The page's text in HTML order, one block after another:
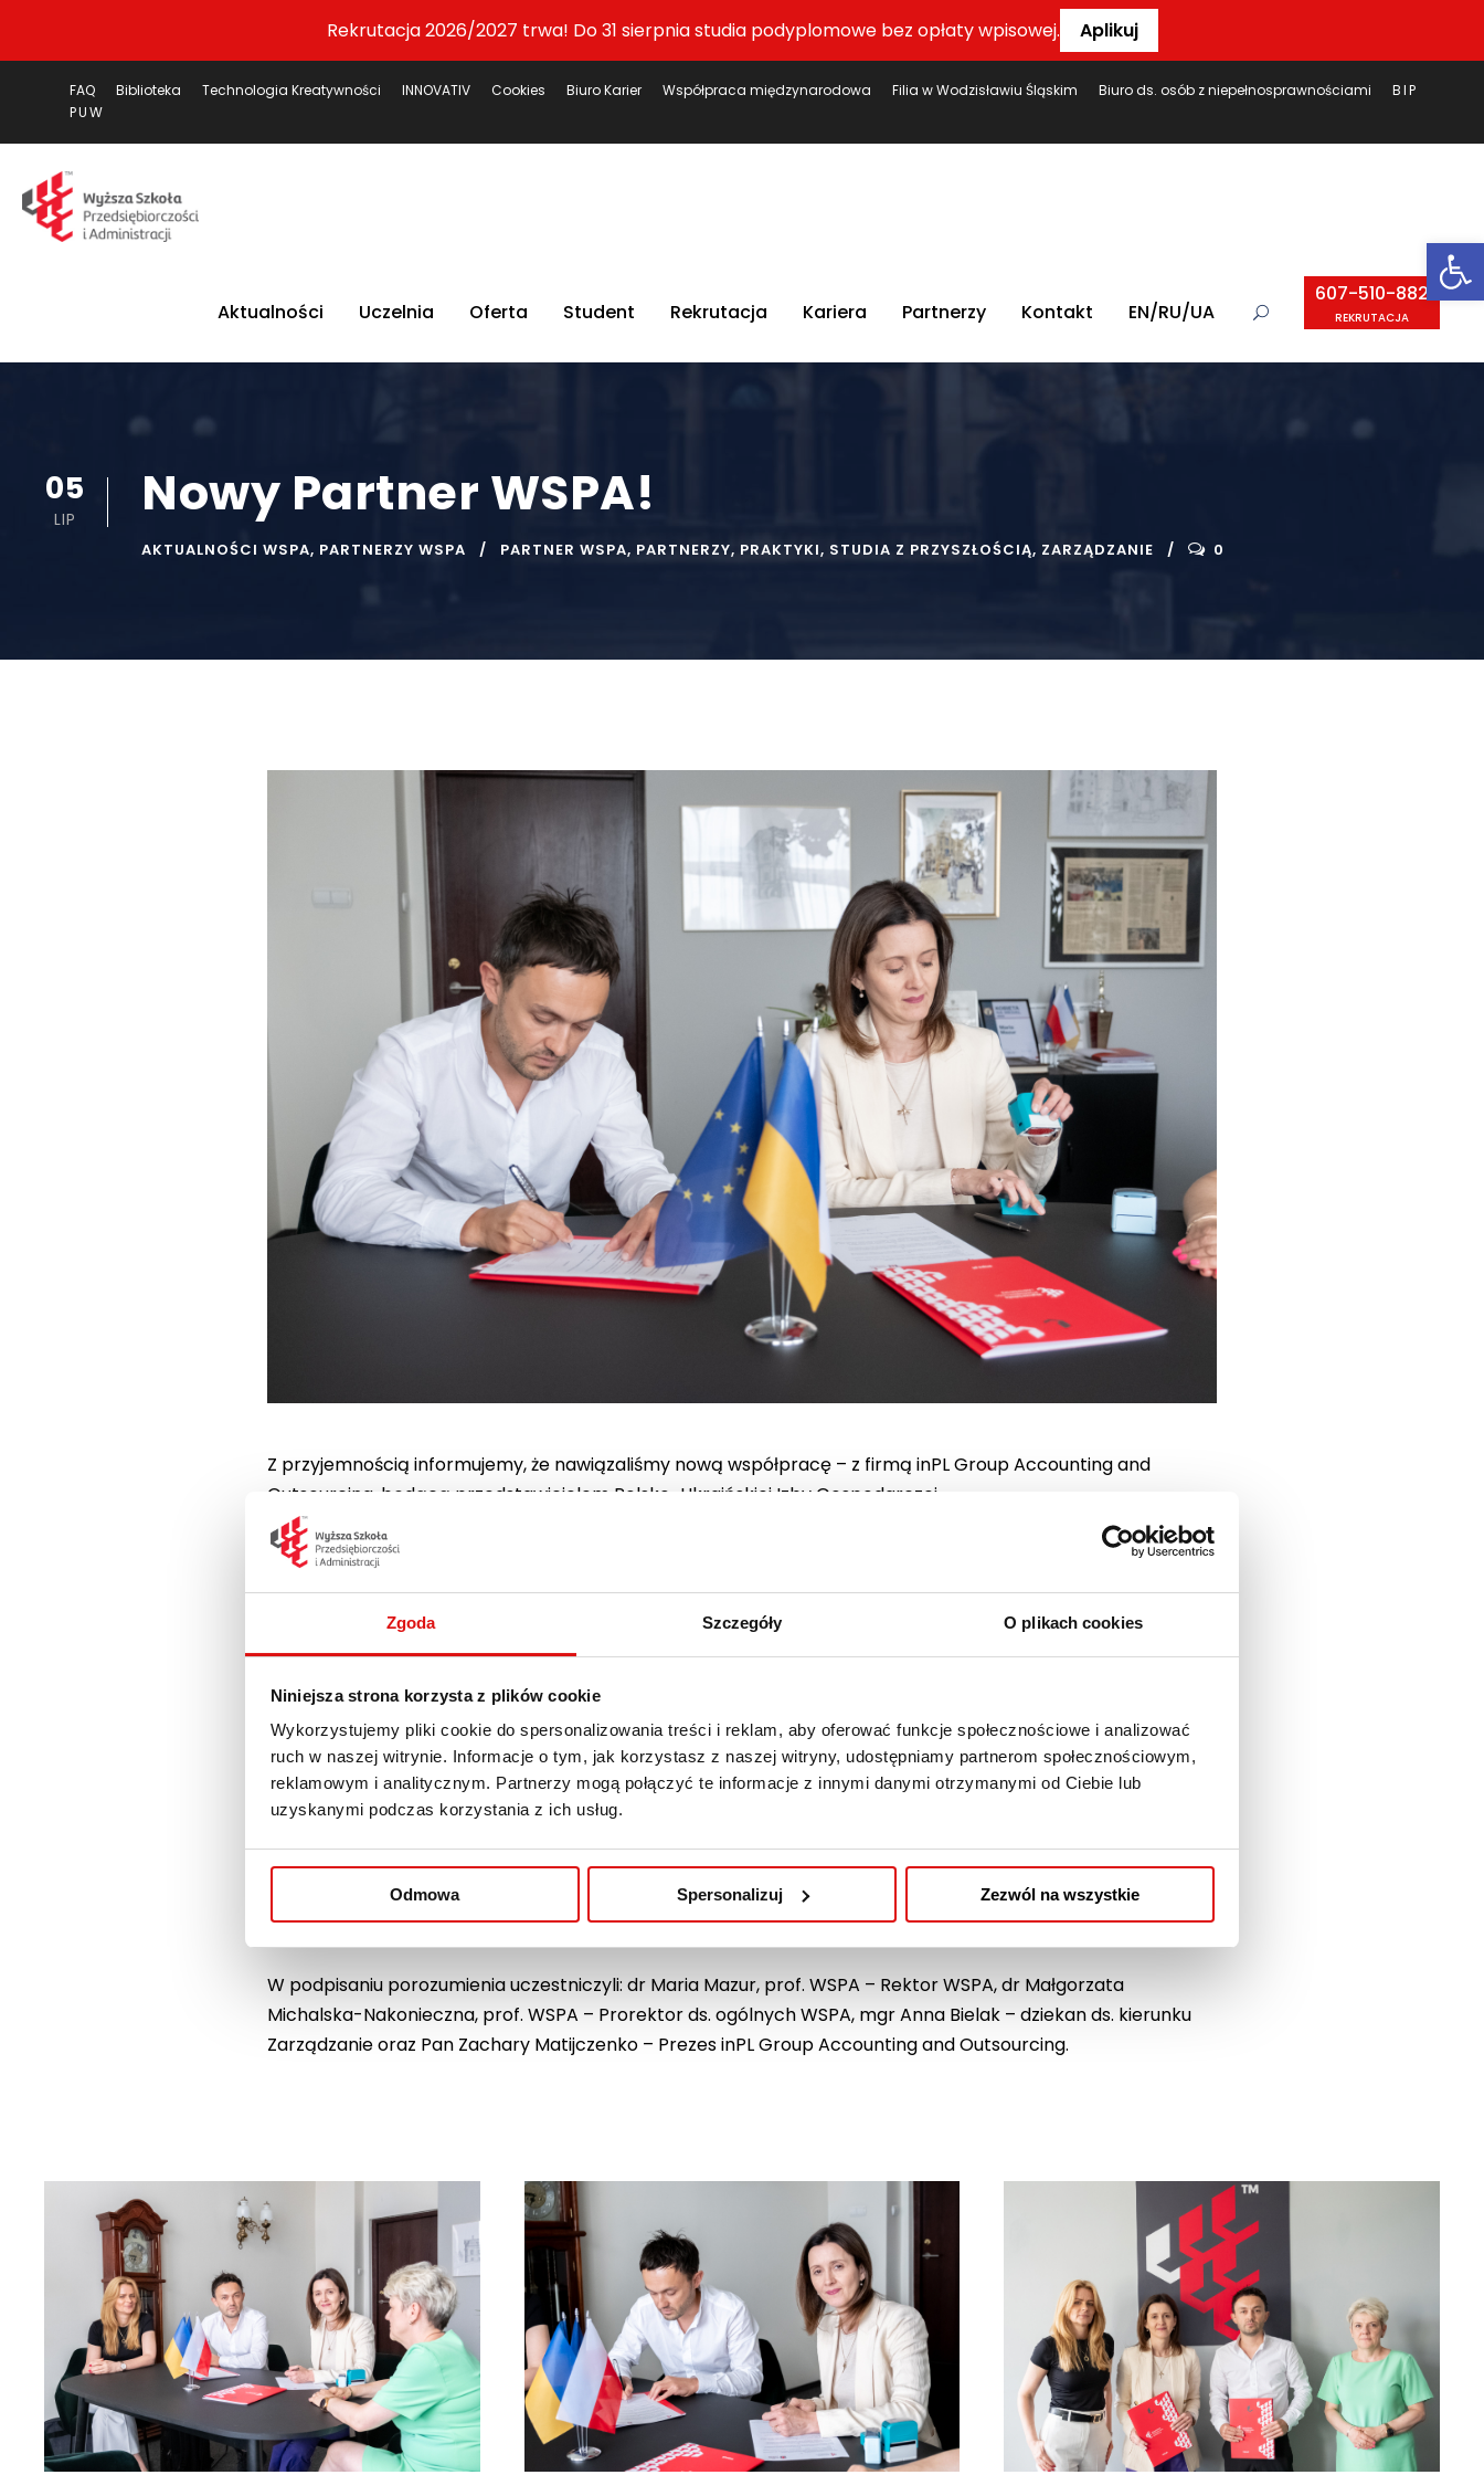
Zgoda Szczegóły O plikach cookies
Niniejsza strona korzysta z plików cookie
Wykorzystujemy pliki cookie do spersonalizowania treści i reklam, aby oferować funkcje społecznościowe i analizować
ruch w naszej witrynie. Informacje o tym, jak korzystasz z naszej witryny, udostępniamy partnerom społecznościowym,
reklamowym i analitycznym. Partnerzy mogą połączyć te informacje z innymi danymi otrzymanymi od Ciebie lub
uzyskanymi podczas korzystania z ich usług.
Odmowa Spersonalizuj Zezwól na wszystkie
Rekrutacja 2026/2027 trwa! Do 31 sierpnia studia podyplomowe bez opłaty wpisowej. Aplikuj
FAQ Biblioteka Technologia Kreatywności INNOVATIV Cookies Biuro Karier Współpraca międzynarodowa Filia w Wodzisławiu Śląskim Biuro ds. osób z niepełnosprawnościami
BIP
PUW
Aktualności Uczelnia Oferta Student Rekrutacja Kariera Partnerzy Kontakt EN/RU/UA
607-510-882
REKRUTACJA
05
LIP Nowy Partner WSPA!
AKTUALNOŚCI WSPA, PARTNERZY WSPA PARTNER WSPA, PARTNERZY, PRAKTYKI, STUDIA Z PRZYSZŁOŚCIĄ, ZARZĄDZANIE 0
Z przyjemnością informujemy, że nawiązaliśmy nową współpracę – z firmą inPL Group Accounting and
Outsourcing, będącą przedstawicielem Polsko-Ukraińskiej Izby Gospodarczej.
W ramach tej umowy zobowiązaliśmy się do wspólnego działania, aby wspierać gospodarkę poprzez
pozyskiwanie wykwalifikowanych kadr. Nasze działania będą obejmować:
Praktyki i staże: Nasi Studenci i Studentki kierunkówAdministracja Stosunki międzynarodowei
Zarządzaniebędą mieli możliwość zdobywania cennego doświadczenia zawodowego poprzez praktyki i
staże.
Wspólne wydarzenia: Udział w wydarzeniach, które połączą teorię z praktyką, umożliwiając studentom
rozwój w różnych dziedzinach.
Kształtowanie programów nauczania
programów nauczania, które lepiej przygotują studentów do wymagań rynku pracy.
Jesteśmy przekonani, że ta współpraca przyniesie wiele korzyści zarówno dla studentów, jak i dla lokalnej
W podpisaniu porozumienia uczestniczyli: dr Maria Mazur, prof. WSPA – Rektor WSPA, dr Małgorzata
Michalska-Nakonieczna, prof. WSPA – Prorektor ds. ogólnych WSPA, mgr Anna Bielak – dziekan ds. kierunku
Zarządzanie oraz Pan Zachary Matijczenko – Prezes inPL Group Accounting and Outsourcing.